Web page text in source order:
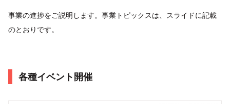
事業の進捗をご説明します。事業トピックスは、スライドに記載
のとおりです。
各種イベント開催